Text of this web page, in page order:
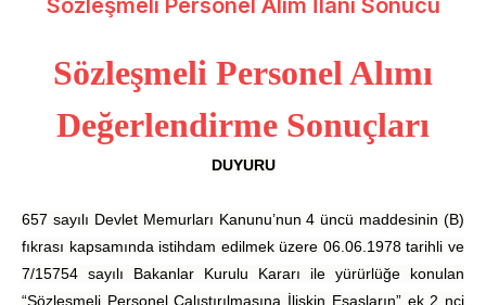
Sözleşmeli Personel Alım İlanı Sonucu
Sözleşmeli Personel Alımı
Değerlendirme Sonuçları
DUYURU
657 sayılı Devlet Memurları Kanunu’nun 4 üncü maddesinin (B)
fıkrası kapsamında istihdam edilmek üzere 06.06.1978 tarihli ve
7/15754 sayılı Bakanlar Kurulu Kararı ile yürürlüğe konulan
“Sözleşmeli Personel Çalıştırılmasına İlişkin Esasların” ek 2 nci